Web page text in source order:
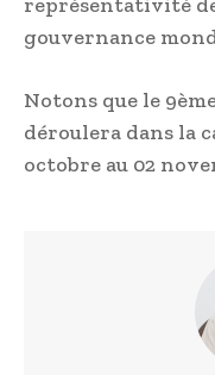
gouvernance
Notons que le
déroulera dans la
octobre au 02